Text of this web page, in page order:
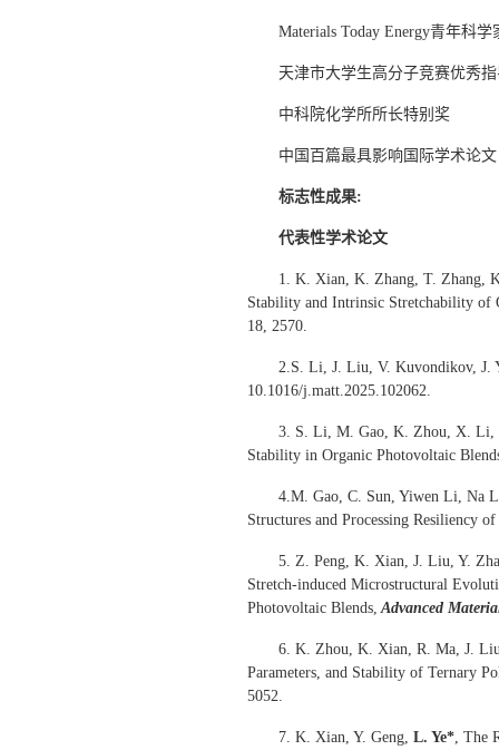
Materials Today Energy青年科学
天津市大学生高分子竞赛优秀
中科院化学所所长特别奖
中国百篇最具影响国际学术论文
标志性成果:
代表性学术论文
1. K. Xian, K. Zhang, T. Zhang,
Stability and Intrinsic Stretchability of
18, 2570.
2.S. Li, J. Liu, V. Kuvondikov, J.
10.1016/j.matt.2025.102062.
3. S. Li, M. Gao, K. Zhou, X. Li,
Stability in Organic Photovoltaic
4.M. Gao, C. Sun, Yiwen Li, Na
Structures and Processing Resiliency
5. Z. Peng, K. Xian, J. Liu, Y.
Stretch-induced Microstructural
Photovoltaic Blends, Advanced
6. K. Zhou, K. Xian, R. Ma, J.
Parameters, and Stability of Ternary
5052.
7. K. Xian, Y. Geng, L. Ye*, The